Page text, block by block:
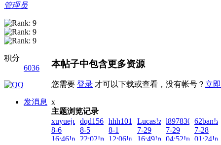
管理员
积分
6036
发消息
本帖子中包含更多资源
您需要 登录 才可以下载或查看，没有帐号？ 立
x
主题浏览记录
xuyuejun!zai!2026-
8-6
16:46!read!
dqd15627860451!zai!2026-
8-5
22:02!read!
hhh101010!zai!2026-
8-1
12:06!read!
Lucas!zai!2026-
7-29
16:49!read!
7-29
04:52!read!
7-28